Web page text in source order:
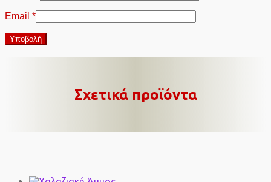
Email *
Σχετικά προϊόντα